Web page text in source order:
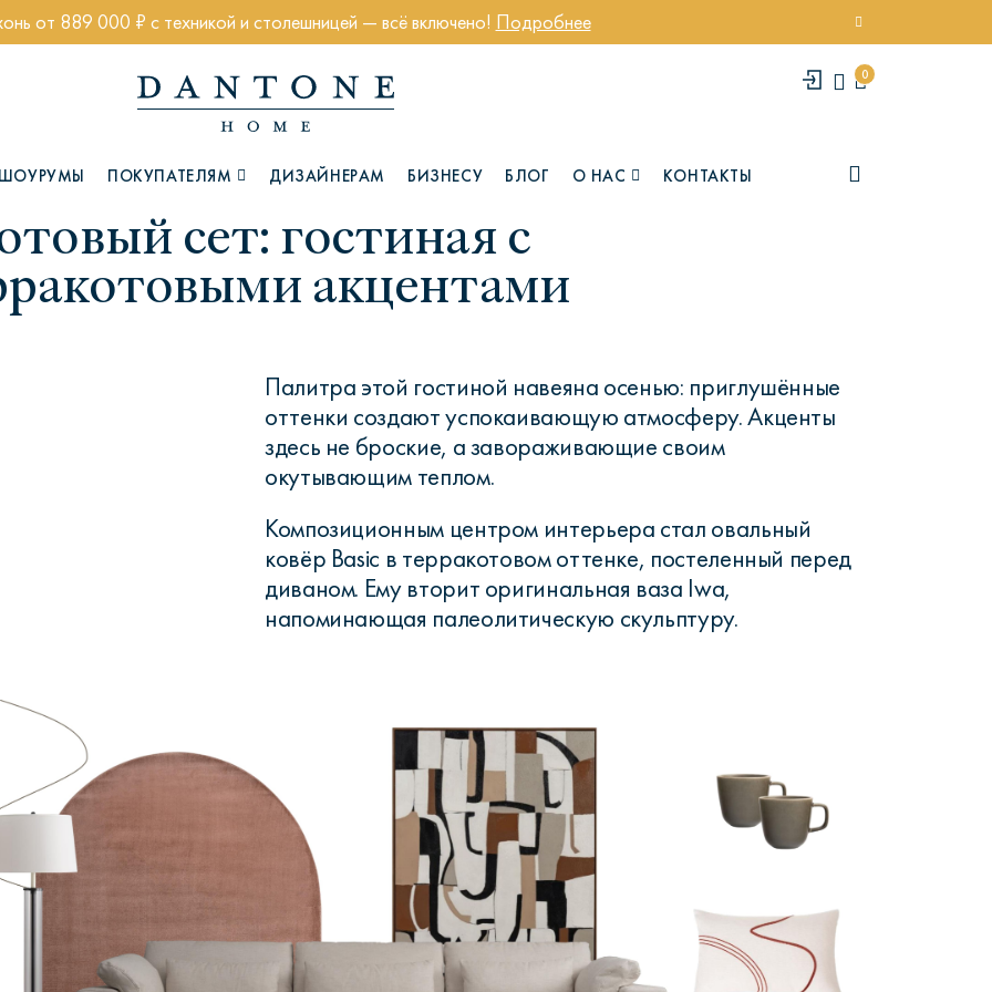
от 889 000 ₽ с техникой и столешницей — всё включено! Подробнее
0
ШОУРУМЫ ПОКУПАТЕЛЯМ ДИЗАЙНЕРАМ БИЗНЕСУ БЛОГ О НАС КОНТАКТЫ
Коллекции
Хэмптон Челси Юми
Аптаун
Тауэр Брутал Бэйсик
сет: гостиная с
акцентами
Палитра этой гостиной навеяна осенью: приглушённые
оттенки создают успокаивающую атмосферу. Акценты
здесь не броские, а завораживающие своим
окутывающим теплом.
Композиционным центром интерьера стал овальный
ковёр Basic в терракотовом оттенке, постеленный перед
диваном. Ему вторит оригинальная ваза Iwa,
напоминающая палеолитическую скульптуру.